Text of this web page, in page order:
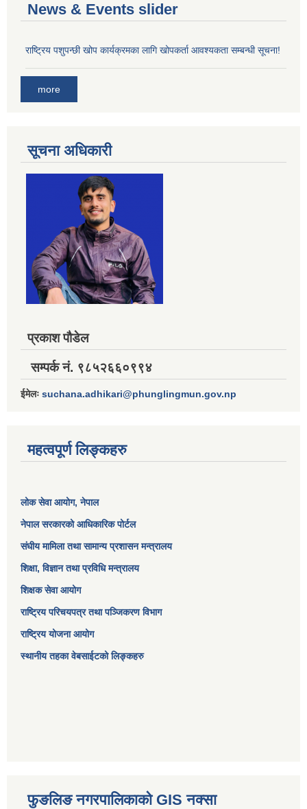
News & Events slider
राष्ट्रिय पशुपन्छी खोप कार्यक्रमका लागि खोपकर्ता आवश्यकता सम्बन्धी सूचना!
more
सूचना अधिकारी
प्रकाश पौडेल
सम्पर्क नं. ९८५२६६०९९४
ईमेलः suchana.adhikari@phunglingmun.gov.np
महत्वपूर्ण लिङ्कहरु
लोक सेवा आयोग, नेपाल
नेपाल सरकारको आधिकारिक पोर्टल
संघीय मामिला तथा सामान्य प्रशासन मन्त्रालय
शिक्षा, विज्ञान तथा प्रविधि मन्त्रालय
शिक्षक सेवा आयोग
राष्ट्रिय परिचयपत्र तथा पञ्जिकरण विभाग
राष्ट्रिय योजना आयोग
स्थानीय तहका वेबसाईटको लिङ्कहरु
फुङलिङ नगरपालिकाको GIS नक्सा